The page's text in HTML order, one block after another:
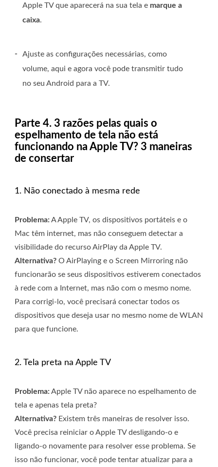
Apple TV que aparecerá na sua tela e marque a
caixa.
-
Ajuste as configurações necessárias, como
volume, aqui e agora você pode transmitir tudo
no seu Android para a TV.
Parte 4. 3 razões pelas quais o
espelhamento de tela não está
funcionando na Apple TV? 3 maneiras
de consertar
1. Não conectado à mesma rede
Problema:A Apple TV, os dispositivos portáteis e o
Mac têm internet, mas não conseguem detectar a
visibilidade do recurso AirPlay da Apple TV.
Alternativa? O AirPlaying e o Screen Mirroring não
funcionarão se seus dispositivos estiverem conectados
à rede com a Internet, mas não com o mesmo nome.
Para corrigi-lo, você precisará conectar todos os
dispositivos que deseja usar no mesmo nome de WLAN
para que funcione.
2. Tela preta na Apple TV
Problema:Apple TV não aparece no espelhamento de
tela e apenas tela preta?
Alternativa? Existem três maneiras de resolver isso.
Você precisa reiniciar o Apple TV desligando-o e
ligando-o novamente para resolver esse problema. Se
isso não funcionar, você pode tentar atualizar para a